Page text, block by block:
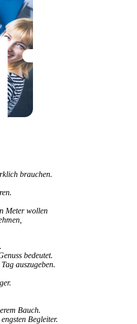
brauchen.
Meter wollen
bedeutet.
auszugeben.
Bauch.
Begleiter.